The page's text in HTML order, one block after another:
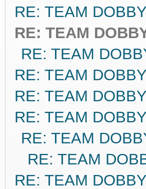
RE: TEAM DOBBY
RE: TEAM
RE: TEAM
RE: TEAM DOBBY
RE: TEAM DOBBY
RE: TEAM DOBBY
RE: TEAM
RE: TEAM
RE: TEAM DOBBY